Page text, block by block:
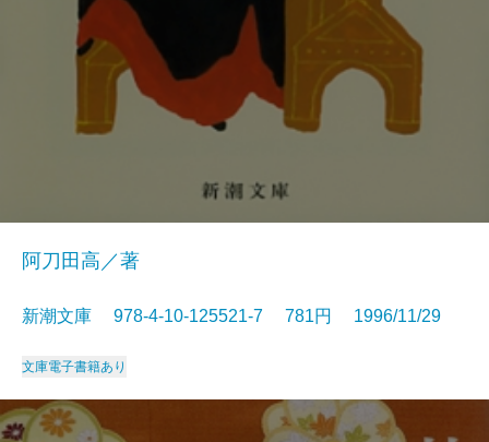
阿刀田高／著
新潮文庫 978-4-10-125521-7 781円 1996/11/29
文庫電子書籍あり